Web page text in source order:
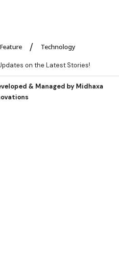
Feature Technology
on the Latest Stories!
& Managed by Midhaxa